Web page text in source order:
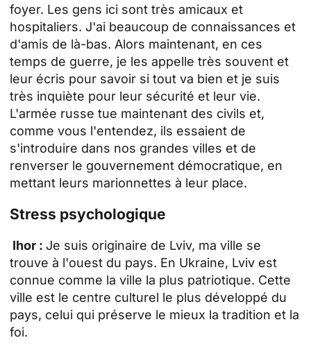
foyer. Les gens ici sont très amicaux et
hospitaliers. J'ai beaucoup de connaissances et
d'amis de là-bas. Alors maintenant, en ces
temps de guerre, je les appelle très souvent et
leur écris pour savoir si tout va bien et je suis
très inquiète pour leur sécurité et leur vie.
L'armée russe tue maintenant des civils et,
comme vous l'entendez, ils essaient de
s'introduire dans nos grandes villes et de
renverser le gouvernement démocratique, en
mettant leurs marionnettes à leur place.
Stress psychologique
Ihor : Je suis originaire de Lviv, ma ville se
trouve à l'ouest du pays. En Ukraine, Lviv est
connue comme la ville la plus patriotique. Cette
ville est le centre culturel le plus développé du
pays, celui qui préserve le mieux la tradition et la
foi.